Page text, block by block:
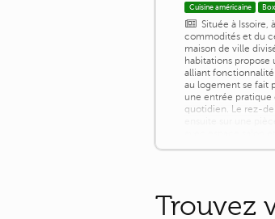
Cuisine américaine
Box
Située à Issoire,
commodités et du
maison de ville
habitations propose
alliant
au logement se fait
une entrée pratique
quotidien. Le rez-
Trouvez